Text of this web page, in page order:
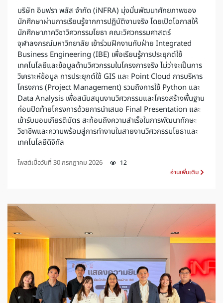
บริษัท อินฟรา พลัส จำกัด (iNFRA) มุ่งมั่นพัฒนาศักยภาพของ
นักศึกษาผ่านการเรียนรู้จากการปฏิบัติงานจริง โดยเปิดโอกาสให้
นักศึกษาภาควิชาวิศวกรรมโยธา คณะวิศวกรรมศาสตร์
จุฬาลงกรณ์มหาวิทยาลัย เข้าร่วมฝึกงานกับฝ่าย Integrated
Business Engineering (IBE) เพื่อเรียนรู้การประยุกต์ใช้
เทคโนโลยีและข้อมูลด้านวิศวกรรมในโครงการจริง ไม่ว่าจะเป็นการ
วิเคราะห์ข้อมูล การประยุกต์ใช้ GIS และ Point Cloud การบริหาร
โครงการ (Project Management) รวมถึงการใช้ Python และ
Data Analysis เพื่อสนับสนุนงานวิศวกรรมและโครงสร้างพื้นฐาน
ก่อนปิดท้ายโครงการด้วยการนำเสนอ Final Presentation และ
เข้ารับมอบเกียรติบัตร สะท้อนถึงความสำเร็จในการพัฒนาทักษะ
วิชาชีพและความพร้อมสู่การทำงานในสายงานวิศวกรรมโยธาและ
เทคโนโลยีดิจิทัล
โพสต์เมื่อวันที่ 30 กรกฎาคม 2026
12
อ่านเพิ่มเติม